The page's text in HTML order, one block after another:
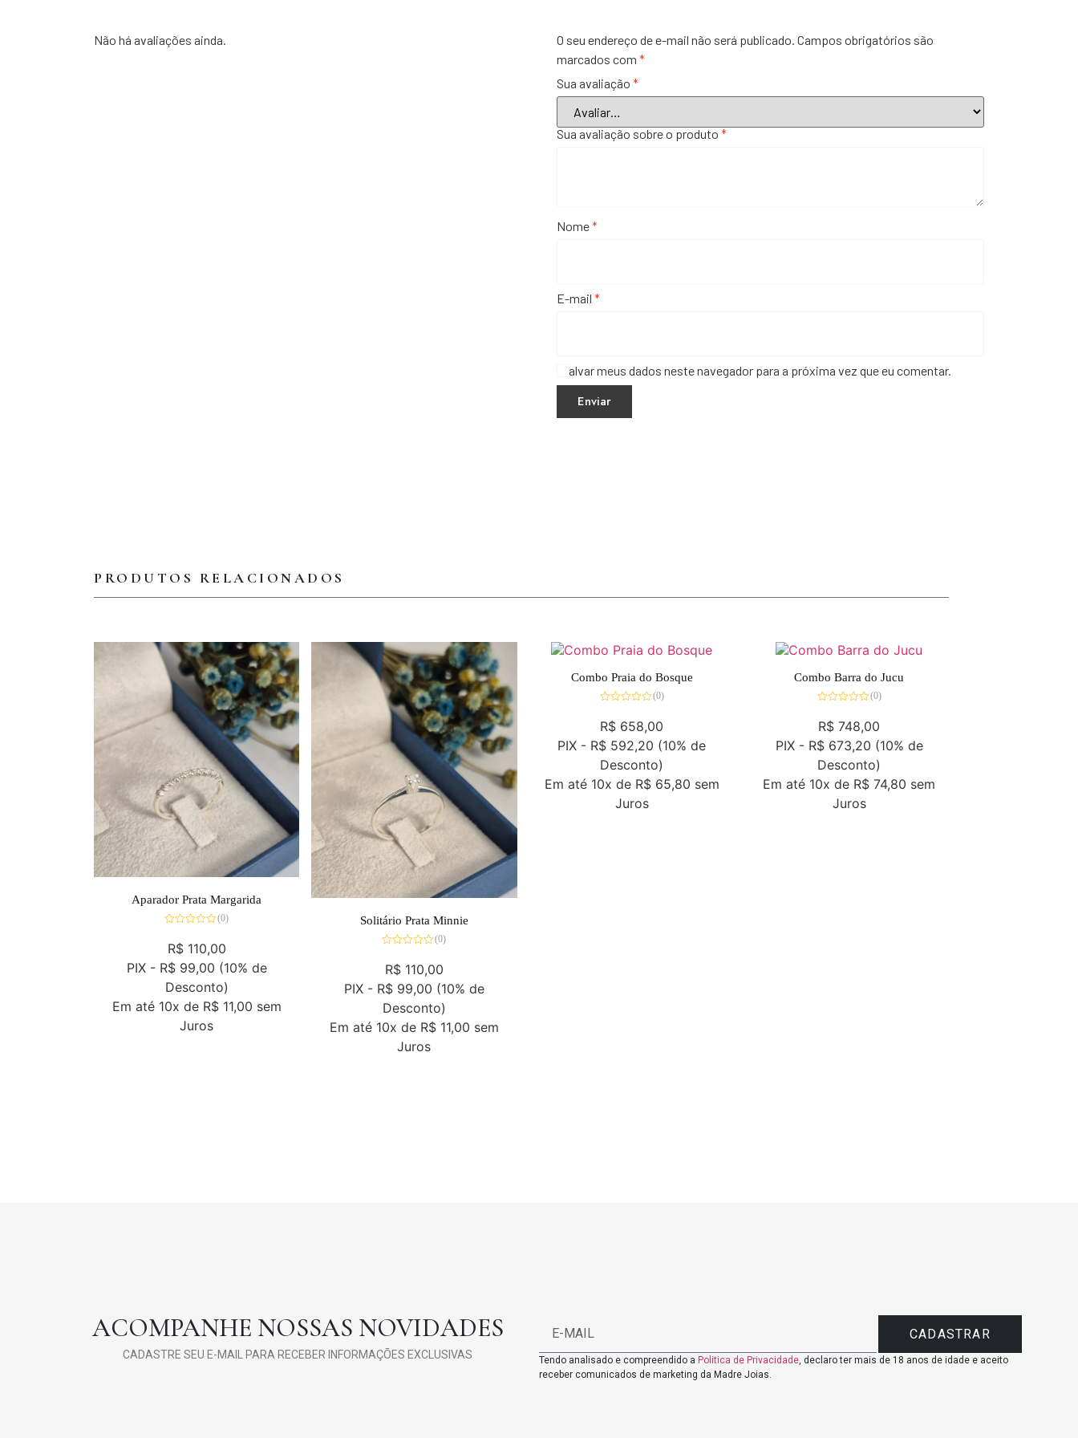
Não há avaliações ainda. O seu endereço de e-mail não será publicado. Campos obrigatórios são
marcados com*
Sua avaliação*
Sua avaliação sobre o produto*
Nome*
E-mail*
Salvar meus dados neste navegador para a próxima vez que eu comentar.
PRODUTOS RELACIONADOS
Aparador Prata Margarida
0
de
5
(0)
R$110,00
PIX - R$ 99,00 (10% de
Desconto)
Em até 10x deR$ 11,00 sem
Juros
Solitário Prata Minnie
0
de
5
(0)
R$110,00
PIX - R$ 99,00 (10% de
Desconto)
Em até 10x deR$ 11,00 sem
Juros
Combo Praia do Bosque
0
de
5
(0)
R$ 658,00
PIX - R$ 592,20 (10% de
Desconto)
Em até 10x deR$ 65,80 sem
Juros
Combo Barra do Jucu
0
de
5
(0)
R$ 748,00
PIX - R$ 673,20 (10% de
Desconto)
Em até 10x de R$ 74,80 sem
Juros
ACOMPANHE NOSSAS NOVIDADES
CADASTRE SEU E-MAIL PARA RECEBER INFORMAÇÕES EXCLUSIVAS
CADASTRAR
Tendo analisado e compreendido a Politica de Privacidade, declaro ter mais de 18 anos de idade e aceito
receber comunicados de marketing da Madre Joias.